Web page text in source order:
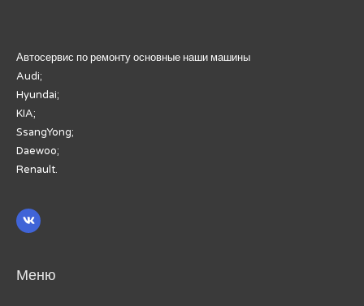
Автосервис по ремонту основные наши машины
Audi;
Hyundai;
KIA;
SsangYong;
Daewoo;
Renault.
Меню